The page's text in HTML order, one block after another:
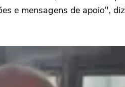
e mensagens de apoio",